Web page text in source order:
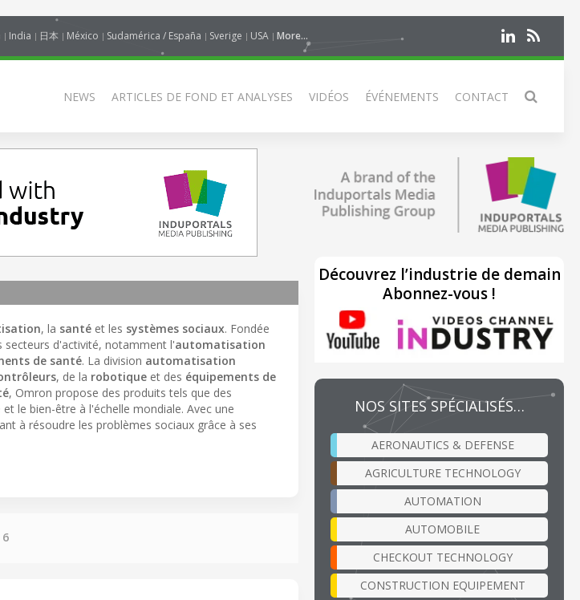
India 日本 México Sudamérica / España Sverige USA More...
NEWS ARTICLES DE FOND ET ANALYSES VIDÉOS ÉVÉNEMENTS CONTACT
, la santé et les systèmes sociaux. Fondée
secteurs d'activité, notamment l'automatisation
de santé. La division automatisation
, de la robotique et des équipements de
, Omron propose des produits tels que des
le bien-être à l'échelle mondiale. Avec une
à résoudre les problèmes sociaux grâce à ses
6
Découvrez l’industrie de demain
Abonnez-vous !
NOS SITES SPÉCIALISÉS…
AERONAUTICS & DEFENSE
AGRICULTURE TECHNOLOGY
AUTOMATION
AUTOMOBILE
CHECKOUT TECHNOLOGY
CONSTRUCTION EQUIPEMENT